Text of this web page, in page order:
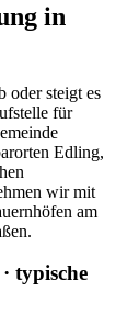
in
oder steigt es
für
Edling,
wir mit
am
typische